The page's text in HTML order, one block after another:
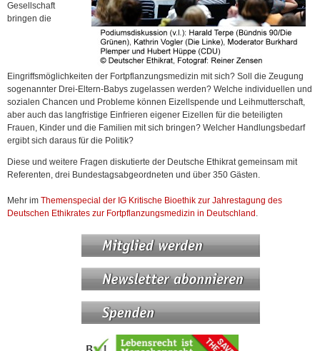
Gesellschaft
bringen die
Eingriffsmöglichkeiten der Fortpflanzungsmedizin mit sich? Soll die Zeugung
sogenannter Drei-Eltern-Babys zugelassen werden? Welche individuellen und
sozialen Chancen und Probleme können Eizellspende und Leihmutterschaft,
aber auch das langfristige Einfrieren eigener Eizellen für die beteiligten
Frauen, Kinder und die Familien mit sich bringen? Welcher Handlungsbedarf
ergibt sich daraus für die Politik?
Diese und weitere Fragen diskutierte der Deutsche Ethikrat gemeinsam mit
Referenten, drei Bundestagsabgeordneten und über 350 Gästen.
Mehr im Themenspecial der IG Kritische Bioethik zur Jahrestagung des
Deutschen Ethikrates zur Fortpflanzungsmedizin in Deutschland .